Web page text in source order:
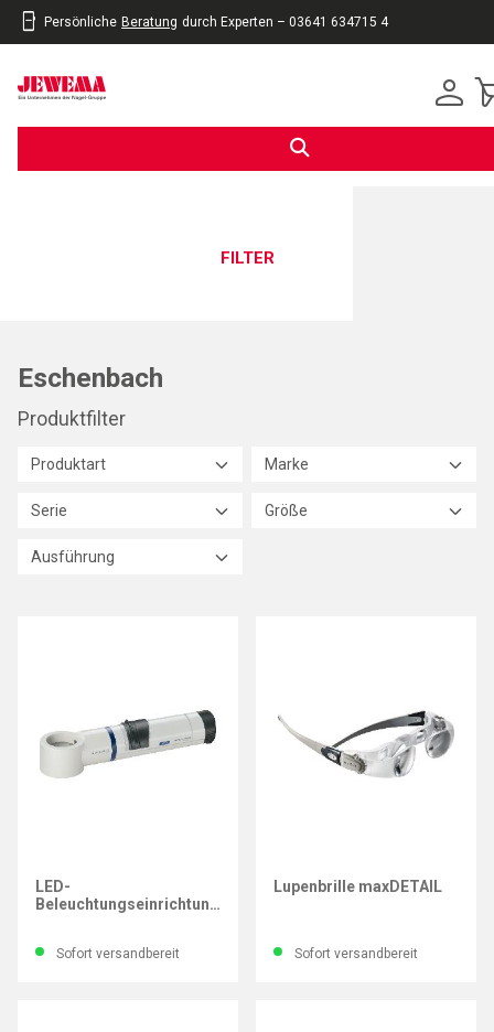
Persönliche Beratung durch Experten – 03641 634715 4
FILTER
Eschenbach
Produktfilter
Produktart Marke
Serie Größe
Ausführung
LED-
Beleuchtungseinrichtung
Sofort versandbereit
Lupenbrille maxDETAIL
Sofort versandbereit